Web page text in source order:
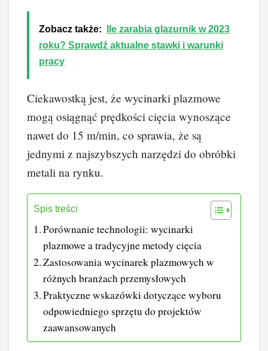
Zobacz także:
Ile zarabia glazurnik w 2023
roku? Sprawdź aktualne stawki i warunki
pracy
Ciekawostką jest, że wycinarki plazmowe
mogą osiągnąć prędkości cięcia wynoszące
nawet do 15 m/min, co sprawia, że są
jednymi z najszybszych narzędzi do obróbki
metali na rynku.
Spis treści
Porównanie technologii: wycinarki
plazmowe a tradycyjne metody cięcia
Zastosowania wycinarek plazmowych w
różnych branżach przemysłowych
Praktyczne wskazówki dotyczące wyboru
odpowiedniego sprzętu do projektów
zaawansowanych